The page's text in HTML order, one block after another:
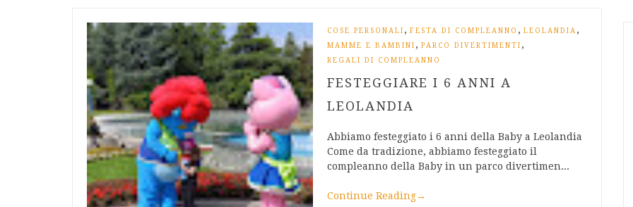
COSE PERSONALI , FESTA DI COMPLEANNO , LEOLANDIA ,
MAMME E BAMBINI , PARCO DIVERTIMENTI ,
REGALI DI COMPLEANNO
FESTEGGIARE I 6 ANNI A
LEOLANDIA
Abbiamo festeggiato i 6 anni della Baby a Leolandia
Come da tradizione, abbiamo festeggiato il
compleanno della Baby in un parco divertimen...
Continue Reading→